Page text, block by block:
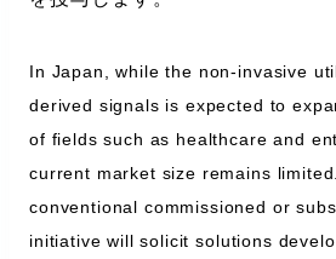
公募説明会の動画を公開しました
2026.04.08
第2回コミュニティイベントの情
In Japan, while the non-invasive
derived signals is expected to
of fields such as healthcare and
current market size remains
conventional commissioned or
initiative will solicit solutions